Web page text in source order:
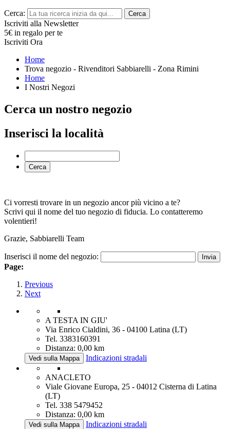
Cerca: Cerca
Iscriviti alla Newsletter
5€ in regalo per te
Iscriviti Ora
Home
Trova negozio - Rivenditori Sabbiarelli - Zona Rimini
Home
I Nostri Negozi
Cerca un nostro negozio
Inserisci la località
Cerca
Ci vorresti trovare in un negozio ancor più vicino a te?
Scrivi qui il nome del tuo negozio di fiducia. Lo contatteremo
volentieri!
Grazie, Sabbiarelli Team
Inserisci il nome del negozio:
Page:
Previous
Next
A TESTA IN GIU'
Via Enrico Cialdini, 36 - 04100 Latina (LT)
Tel. 3383160391
Distanza: 0,00 km
Vedi sulla Mappa Indicazioni stradali
ANACLETO
Viale Giovane Europa, 25 - 04012 Cisterna di Latina
(LT)
Tel. 338 5479452
Distanza: 0,00 km
Vedi sulla Mappa Indicazioni stradali